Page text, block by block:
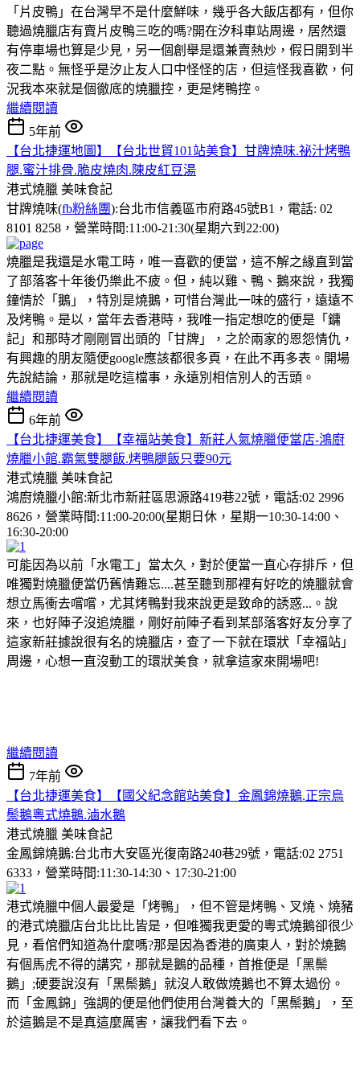
「片皮鴨」在台灣早不是什麼鮮味，幾乎各大飯店都有，但你
聽過燒臘店有賣片皮鴨三吃的嗎?開在汐科車站周邊，居然還
有停車場也算是少見，另一個創舉是還兼賣熱炒，假日開到半
夜二點。無怪乎是汐止友人口中怪怪的店，但這怪我喜歡，何
況我本來就是個徹底的燒臘控，更是烤鴨控。
繼續閱讀
5年前
【台北捷運地圖】【台北世貿101站美食】甘牌燒味.祕汁烤鴨
腿.蜜汁排骨.脆皮燒肉.陳皮紅豆湯
港式燒臘 美味食記
甘牌燒味(fb粉絲團):台北市信義區市府路45號B1，電話: 02
8101 8258，營業時間:11:00-21:30(星期六到22:00)
燒臘是我還是水電工時，唯一喜歡的便當，這不解之緣直到當
了部落客十年後仍樂此不疲。但，純以雞、鴨、鵝來說，我獨
鐘情於「鵝」，特別是燒鵝，可惜台灣此一味的盛行，遠遠不
及烤鴨。是以，當年去香港時，我唯一指定想吃的便是「鏞
記」和那時才剛剛冒出頭的「甘牌」，之於兩家的恩怨情仇，
有興趣的朋友隨便google應該都很多頁，在此不再多表。開場
先說結論，那就是吃這檔事，永遠別相信別人的舌頭。
繼續閱讀
6年前
【台北捷運美食】【幸福站美食】新莊人氣燒臘便當店-鴻廚
燒臘小館.霸氣雙腿飯.烤鴨腿飯只要90元
港式燒臘 美味食記
鴻廚燒臘小館:新北市新莊區思源路419巷22號，電話:02 2996
8626，營業時間:11:00-20:00(星期日休，星期一10:30-14:00、
16:30-20:00
可能因為以前「水電工」當太久，對於便當一直心存排斥，但
唯獨對燒臘便當仍舊情難忘....甚至聽到那裡有好吃的燒臘就會
想立馬衝去嚐嚐，尤其烤鴨對我來說更是致命的誘惑...。說
來，也好陣子沒追燒臘，剛好前陣子看到某部落客好友分享了
這家新莊據說很有名的燒臘店，查了一下就在環狀「幸福站」
周邊，心想一直沒動工的環狀美食，就拿這家來開場吧!
繼續閱讀
7年前
【台北捷運美食】【國父紀念館站美食】金鳳錦燒鵝.正宗烏
鬃鵝粵式燒鵝.滷水鵝
港式燒臘 美味食記
金鳳錦燒鵝:台北市大安區光復南路240巷29號，電話:02 2751
6333，營業時間:11:30-14:30、17:30-21:00
港式燒臘中個人最愛是「烤鴨」，但不管是烤鴨、叉燒、燒豬
的港式燒臘店台北比比皆是，但唯獨我更愛的粵式燒鵝卻很少
見，看倌們知道為什麼嗎?那是因為香港的廣東人，對於燒鵝
有個馬虎不得的講究，那就是鵝的品種，首推便是「黑鬃
鵝」;硬要說沒有「黑鬃鵝」就沒人敢做燒鵝也不算太過份。
而「金鳳錦」強調的便是他們使用台灣養大的「黑鬃鵝」，至
於這鵝是不是真這麼厲害，讓我們看下去。